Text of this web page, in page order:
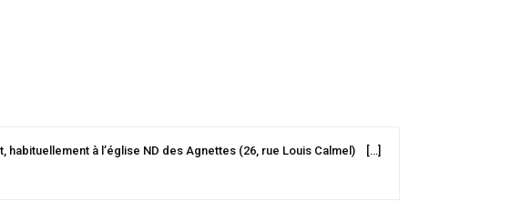
à l’église ND des Agnettes (26, rue Louis Calmel) […]